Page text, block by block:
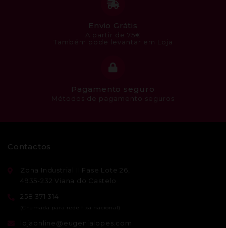
Envio Grátis
A partir de 75€
Também pode levantar em Loja
Pagamento seguro
Métodos de pagamento seguros
Contactos
Zona Industrial II Fase Lote 26,
4935-232 Viana do Castelo
258 371 314
lojaonline@eugenialopes.com